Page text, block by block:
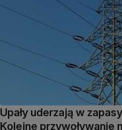
Upały uderzają w
Kolejne przywoływanie